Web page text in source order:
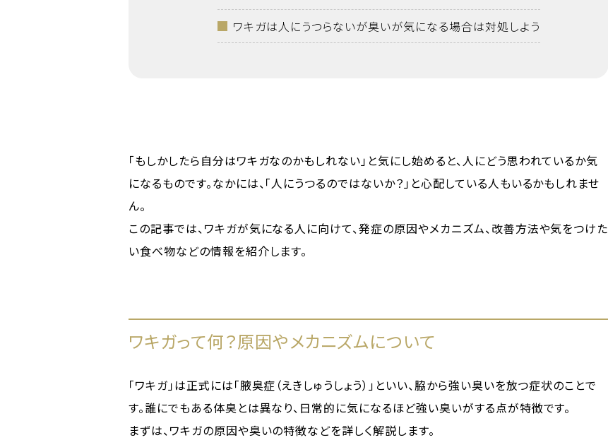
ワキガは人にうつらないが臭いが気になる場合は対処しよう
「もしかしたら自分はワキガなのかもしれない」と気にし始めると、人にどう思われているか気
になるものです。なかには、「人にうつるのではないか？」と心配している人もいるかもしれませ
ん。
この記事では、ワキガが気になる人に向けて、発症の原因やメカニズム、改善方法や気をつけた
い食べ物などの情報を紹介します。
ワキガって何？原因やメカニズムについて
「ワキガ」は正式には「腋臭症（えきしゅうしょう）」といい、脇から強い臭いを放つ症状のことで
す。誰にでもある体臭とは異なり、日常的に気になるほど強い臭いがする点が特徴です。
まずは、ワキガの原因や臭いの特徴などを詳しく解説します。